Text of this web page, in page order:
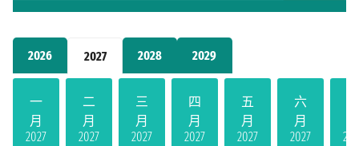
2026 2027 2028 2029
一
月
2027
二
月
2027
三
月
2027
四
月
2027
五
月
2027
六
月
2027